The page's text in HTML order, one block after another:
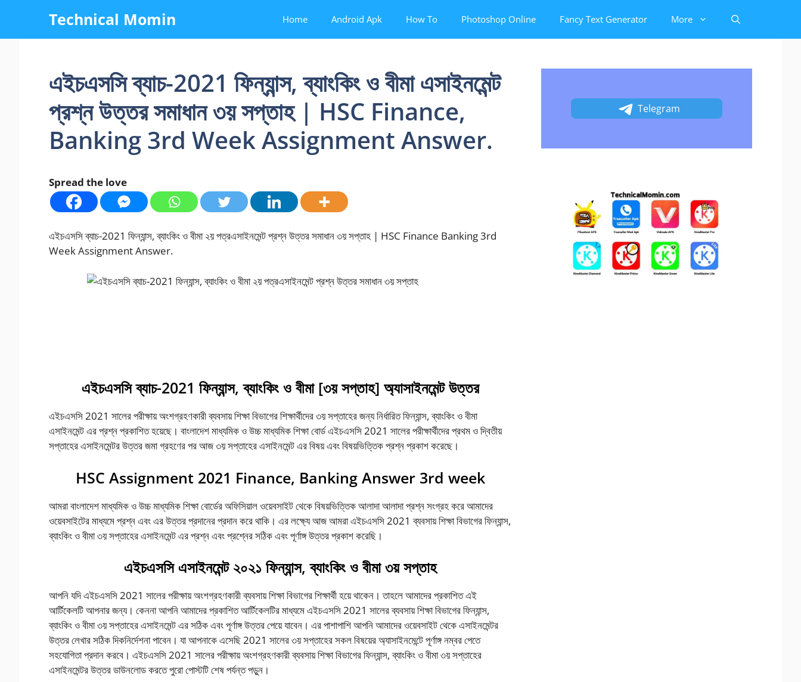
content
Technical Momin Home Android Apk How To Photoshop Online Fancy Text Generator More
এইচএসসি ব্যাচ-2021 ফিন্যান্স, ব্যাংকিং ও বীমা এসাইনমেন্ট
প্রশ্ন উত্তর সমাধান ৩য় সপ্তাহ | HSC Finance,
Banking 3rd Week Assignment Answer.
Spread the love
এইচএসসি ব্যাচ-2021 ফিন্যান্স, ব্যাংকিং ও বীমা ২য় পত্রএসাইনমেন্ট প্রশ্ন উত্তর সমাধান ৩য় সপ্তাহ | HSC Finance Banking 3rd
Week Assignment Answer.
এইচএসসি ব্যাচ-2021 ফিন্যান্স, ব্যাংকিং ও বীমা [৩য় সপ্তাহ] অ্যাসাইনমেন্ট উত্তর
এইচএসসি 2021 সালের পরীক্ষায় অংশগ্রহণকারী ব্যবসায় শিক্ষা বিভাগের শিক্ষার্থীদের ৩য় সপ্তাহের জন্য নির্ধারিত ফিন্যান্স, ব্যাংকিং ও বীমা
এসাইনমেন্ট এর প্রশ্ন প্রকাশিত হয়েছে। বাংলাদেশ মাধ্যমিক ও উচ্চ মাধ্যমিক শিক্ষা বোর্ড এইচএসসি 2021 সালের পরীক্ষার্থীদের প্রথম ও দ্বিতীয়
সপ্তাহের এসাইনমেন্টর উত্তর জমা গ্রহণের পর আজ ৩য় সপ্তাহের এসাইনমেন্ট এর বিষয় এবং বিষয়ভিত্তিক প্রশ্ন প্রকাশ করেছে।
HSC Assignment 2021 Finance, Banking Answer 3rd week
আমরা বাংলাদেশ মাধ্যমিক ও উচ্চ মাধ্যমিক শিক্ষা বোর্ডের অফিসিয়াল ওয়েবসাইট থেকে বিষয়ভিত্তিক আলাদা আলাদা প্রশ্ন সংগ্রহ করে আমাদের
ওয়েবসাইটের মাধ্যমে প্রশ্ন এবং এর উত্তর প্রদানের প্রদান করে থাকি। এর লক্ষ্যে আজ আমরা এইচএসসি 2021 ব্যবসায় শিক্ষা বিভাগের ফিন্যান্স,
ব্যাংকিং ও বীমা ৩য় সপ্তাহের এসাইনমেন্ট এর প্রশ্ন এবং প্রশ্নের সঠিক এবং পূর্ণাঙ্গ উত্তর প্রকাশ করেছি।
এইচএসসি এসাইনমেন্ট ২০২১ ফিন্যান্স, ব্যাংকিং ও বীমা ৩য় সপ্তাহ
আপনি যদি এইচএসসি 2021 সালের পরীক্ষায় অংশগ্রহণকারী ব্যবসায় শিক্ষা বিভাগের শিক্ষার্থী হয়ে থাকেন। তাহলে আমাদের প্রকাশিত এই
আর্টিকেলটি আপনার জন্য। কেননা আপনি আমাদের প্রকাশিত আর্টিকেলটির মাধ্যমে এইচএসসি 2021 সালের ব্যবসায় শিক্ষা বিভাগের ফিন্যান্স,
ব্যাংকিং ও বীমা ৩য় সপ্তাহের এসাইনমেন্ট এর সঠিক এবং পূর্ণাঙ্গ উত্তর পেয়ে যাবেন। এর পাশাপাশি আপনি আমাদের ওয়েবসাইট থেকে এসাইনমেন্টর
উত্তর লেখার সঠিক দিকনির্দেশনা পাবেন। যা আপনাকে এসেছি 2021 সালের ৩য় সপ্তাহের সকল বিষয়ের অ্যাসাইনমেন্টে পূর্ণাঙ্গ নম্বর পেতে
সহযোগিতা প্রদান করবে। এইচএসসি 2021 সালের পরীক্ষায় অংশগ্রহণকারী ব্যবসায় শিক্ষা বিভাগের ফিন্যান্স, ব্যাংকিং ও বীমা ৩য় সপ্তাহের
এসাইনমেন্টর উত্তর ডাউনলোড করতে পুরো পোস্টটি শেষ পর্যন্ত পড়ুন।
Telegram